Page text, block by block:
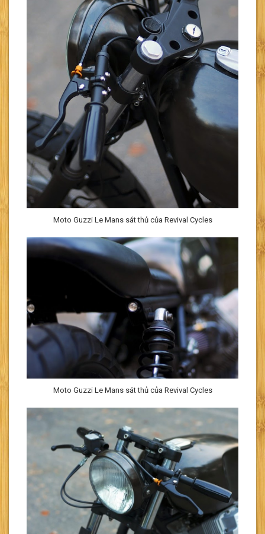
Moto Guzzi Le Mans sát thủ của Revival Cycles
Moto Guzzi Le Mans sát thủ của Revival Cycles